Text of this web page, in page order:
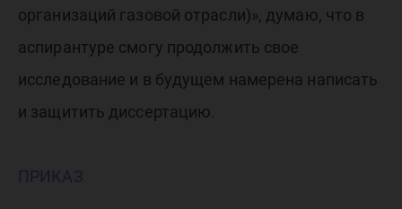
организаций газовой отрасли)», думаю, что в
аспирантуре смогу продолжить свое
исследование и в будущем намерена написать
и защитить диссертацию.
ПРИКАЗ